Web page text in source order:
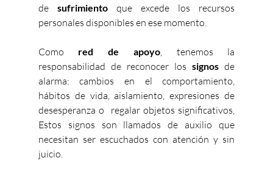
de sufrimiento que excede los recursos
personales disponibles en ese momento.
Como red de apoyo, tenemos la
responsabilidad de reconocer los signos de
alarma: cambios en el comportamiento,
hábitos de vida, aislamiento, expresiones de
desesperanza o  regalar objetos significativos,
Estos signos son llamados de auxilio que
necesitan ser escuchados con atención y sin
juicio.